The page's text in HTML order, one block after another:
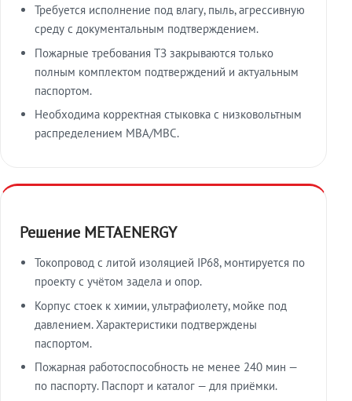
Требуется исполнение под влагу, пыль, агрессивную
среду с документальным подтверждением.
Пожарные требования ТЗ закрываются только
полным комплектом подтверждений и актуальным
паспортом.
Необходима корректная стыковка с низковольтным
распределением МВА/МВС.
Решение METAENERGY
Токопровод с литой изоляцией IP68, монтируется по
проекту с учётом задела и опор.
Корпус стоек к химии, ультрафиолету, мойке под
давлением. Характеристики подтверждены
паспортом.
Пожарная работоспособность не менее 240 мин —
по паспорту. Паспорт и каталог — для приёмки.